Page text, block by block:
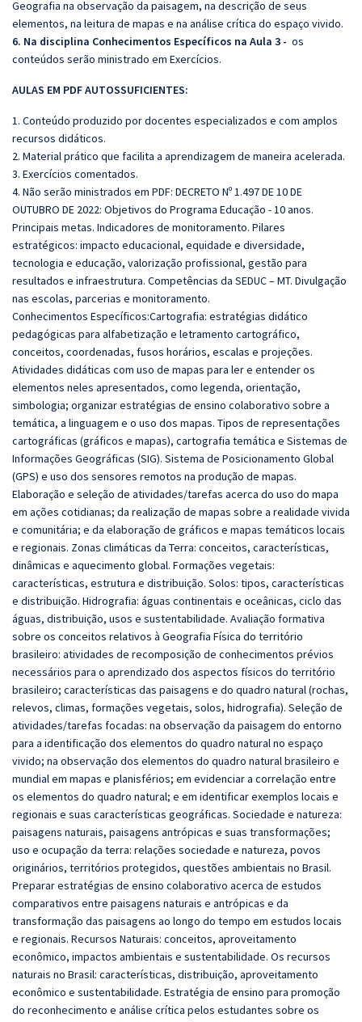
Geografia na observação da paisagem, na descrição de seus
elementos, na leitura de mapas e na análise crítica do espaço vivido.
6. Na disciplina Conhecimentos Específicos na Aula 3 - os
conteúdos serão ministrado em Exercícios.
AULAS EM PDF AUTOSSUFICIENTES:
1. Conteúdo produzido por docentes especializados e com amplos
recursos didáticos.
2. Material prático que facilita a aprendizagem de maneira acelerada.
3. Exercícios comentados.
4. Não serão ministrados em PDF: DECRETO Nº 1.497 DE 10 DE
OUTUBRO DE 2022: Objetivos do Programa Educação - 10 anos.
Principais metas. Indicadores de monitoramento. Pilares
estratégicos: impacto educacional, equidade e diversidade,
tecnologia e educação, valorização profissional, gestão para
resultados e infraestrutura. Competências da SEDUC – MT. Divulgação
nas escolas, parcerias e monitoramento.
Conhecimentos Específicos:Cartografia: estratégias didático
pedagógicas para alfabetização e letramento cartográfico,
conceitos, coordenadas, fusos horários, escalas e projeções.
Atividades didáticas com uso de mapas para ler e entender os
elementos neles apresentados, como legenda, orientação,
simbologia; organizar estratégias de ensino colaborativo sobre a
temática, a linguagem e o uso dos mapas. Tipos de representações
cartográficas (gráficos e mapas), cartografia temática e Sistemas de
Informações Geográficas (SIG). Sistema de Posicionamento Global
(GPS) e uso dos sensores remotos na produção de mapas.
Elaboração e seleção de atividades/tarefas acerca do uso do mapa
em ações cotidianas; da realização de mapas sobre a realidade vivida
e comunitária; e da elaboração de gráficos e mapas temáticos locais
e regionais. Zonas climáticas da Terra: conceitos, características,
dinâmicas e aquecimento global. Formações vegetais:
características, estrutura e distribuição. Solos: tipos, características
e distribuição. Hidrografia: águas continentais e oceânicas, ciclo das
águas, distribuição, usos e sustentabilidade. Avaliação formativa
sobre os conceitos relativos à Geografia Física do território
brasileiro: atividades de recomposição de conhecimentos prévios
necessários para o aprendizado dos aspectos físicos do território
brasileiro; características das paisagens e do quadro natural (rochas,
relevos, climas, formações vegetais, solos, hidrografia). Seleção de
atividades/tarefas focadas: na observação da paisagem do entorno
para a identificação dos elementos do quadro natural no espaço
vivido; na observação dos elementos do quadro natural brasileiro e
mundial em mapas e planisférios; em evidenciar a correlação entre
os elementos do quadro natural; e em identificar exemplos locais e
regionais e suas características geográficas. Sociedade e natureza:
paisagens naturais, paisagens antrópicas e suas transformações;
uso e ocupação da terra: relações sociedade e natureza, povos
originários, territórios protegidos, questões ambientais no Brasil.
Preparar estratégias de ensino colaborativo acerca de estudos
comparativos entre paisagens naturais e antrópicas e da
transformação das paisagens ao longo do tempo em estudos locais
e regionais. Recursos Naturais: conceitos, aproveitamento
econômico, impactos ambientais e sustentabilidade. Os recursos
naturais no Brasil: características, distribuição, aproveitamento
econômico e sustentabilidade. Estratégia de ensino para promoção
do reconhecimento e análise crítica pelos estudantes sobre os